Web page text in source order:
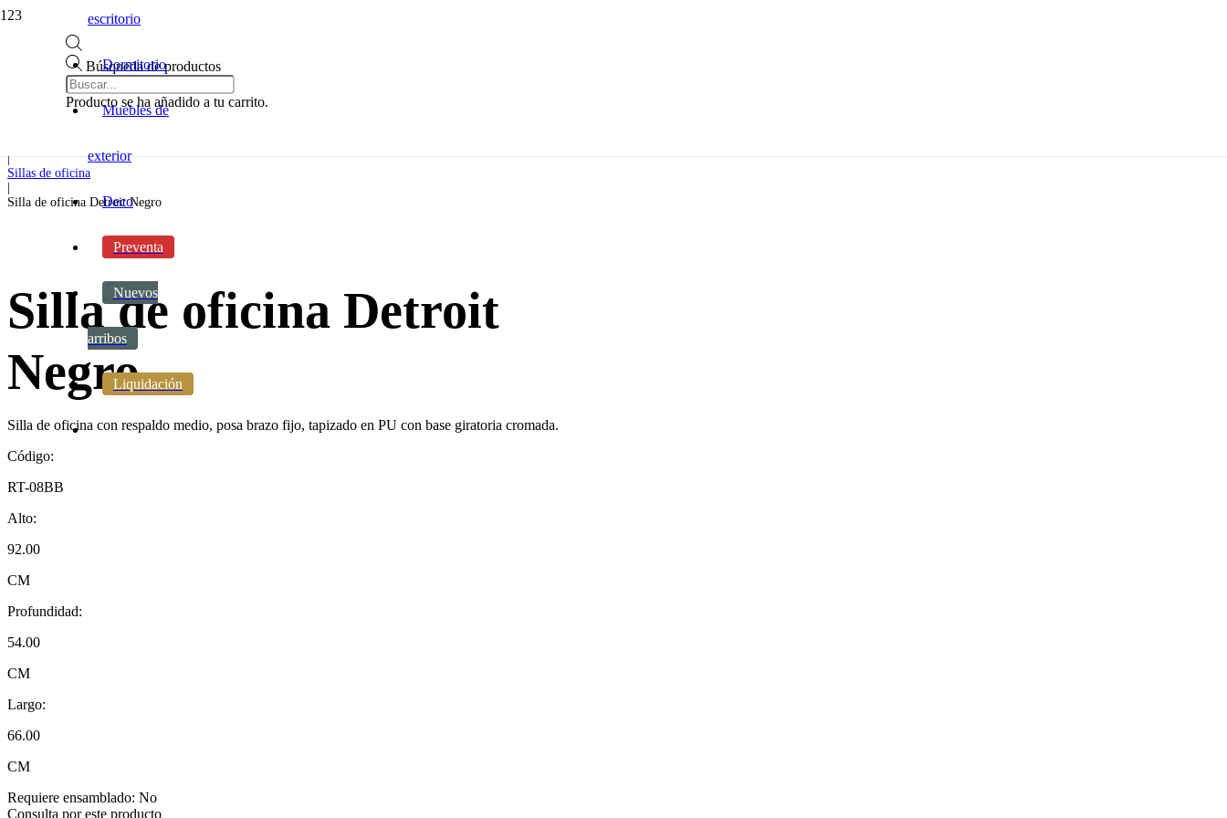
Búsqueda de productos
Producto se ha añadido a tu carrito.
escritorio
Dormitorio
Muebles de
exterior
Deco
Preventa
Nuevos
arribos
Liquidación
Oficina y escritorio
|
Sillas de oficina
Silla de oficina Detroit Negro
Silla de oficina Detroit
Negro
Silla de oficina con respaldo medio, posa brazo fijo, tapizado en PU con base giratoria cromada.
Código:
RT-08BB
Alto:
92.00
CM
Profundidad:
54.00
CM
Largo:
66.00
CM
Requiere ensamblado: No
Consulta por este producto